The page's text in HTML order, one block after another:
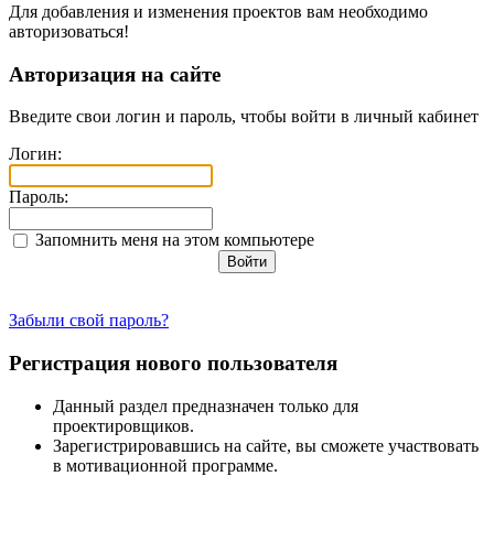
Для добавления и изменения проектов вам необходимо
авторизоваться!
Авторизация на сайте
Введите свои логин и пароль, чтобы войти в личный кабинет
Логин:
Пароль:
Запомнить меня на этом компьютере
Забыли свой пароль?
Регистрация нового пользователя
Данный раздел предназначен только для
проектировщиков.
Зарегистрировавшись на сайте, вы сможете участвовать
в мотивационной программе.